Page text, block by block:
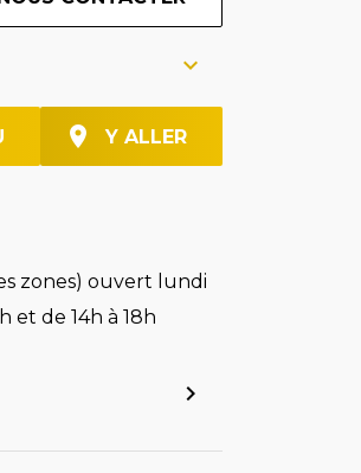
Y ALLER
zones) ouvert lundi
et de 14h à 18h